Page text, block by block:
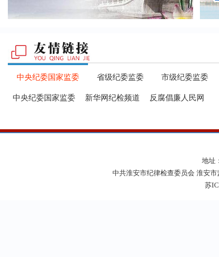
中央纪委国家监委 省级纪委监委 市级纪委监委
中央纪委国家监委 新华网纪检频道 反腐倡廉人民网
地址
中共淮安市纪律检查委员会 淮安
苏